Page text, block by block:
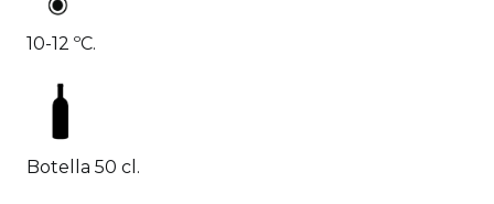
10-12 ºC.
Botella 50 cl.